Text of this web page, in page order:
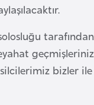
bizler ile